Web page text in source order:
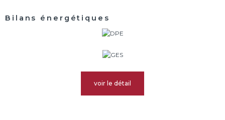
Bilans énergétiques
voir le détail